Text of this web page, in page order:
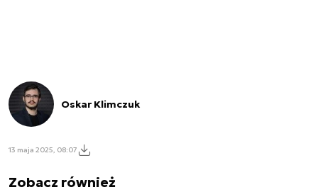
Oskar Klimczuk
13 maja 2025, 08:07
Zobacz również